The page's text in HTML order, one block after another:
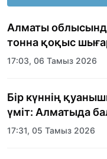
Алматы
тонна қоқыс
17:03, 06 Тамыз 2026
Бір күннің
үміт: Алматыда
17:31, 05 Тамыз 2026